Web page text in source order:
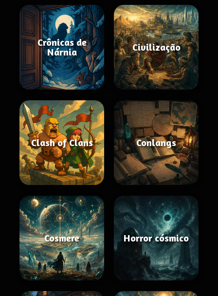
Crônicas de
Nárnia
Civilização
Clash of Clans Conlangs
Cosmere Horror cósmico